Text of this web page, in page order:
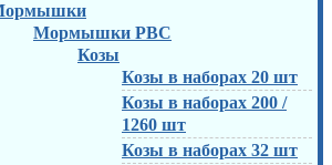
Мормышки РВС
Козы
Козы в наборах 20 шт
Козы в наборах 200 /
1260 шт
Козы в наборах 32 шт